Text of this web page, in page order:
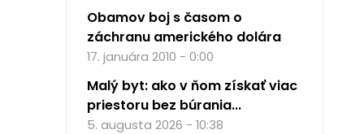
Obamov boj s časom o
záchranu amerického dolára
17. januára 2010 - 0:00
Malý byt: ako v ňom získať viac
priestoru bez búrania...
5. augusta 2026 - 10:38